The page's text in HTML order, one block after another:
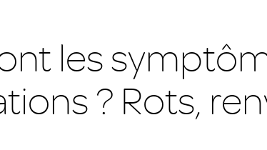
les
? Rots,